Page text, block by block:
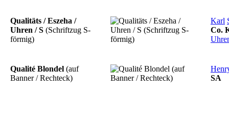
Qualitäts / Eszeha /
Uhren / S (Schriftzug S-
förmig)
Karl
Co.
Qualité Blondel (auf
Banner / Rechteck)
SA